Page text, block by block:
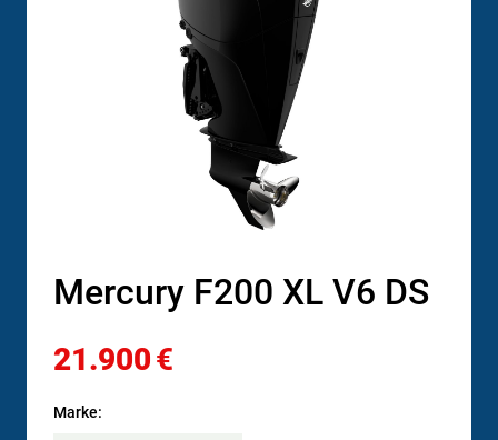
Mercury F200 XL V6 DS
21.900€
Marke: